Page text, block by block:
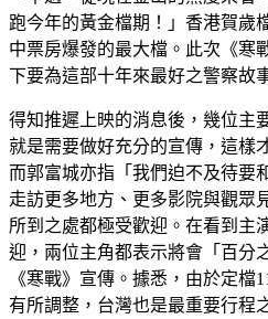
跑今年的黃金檔期！」香港賀歲
中票房爆發的最大檔。此次《寒
下要為這部十年來最好之警察故
得知推遲上映的消息後，幾位主
就是需要做好充分的宣傳，這樣
而郭富城亦指「我們迫不及待要
走訪更多地方、更多影院與觀眾
所到之處都極受歡迎。在看到主
迎，兩位主角都表示將會「百分
《寒戰》宣傳。據悉，由於定檔
有所調整，台灣也是最重要行程